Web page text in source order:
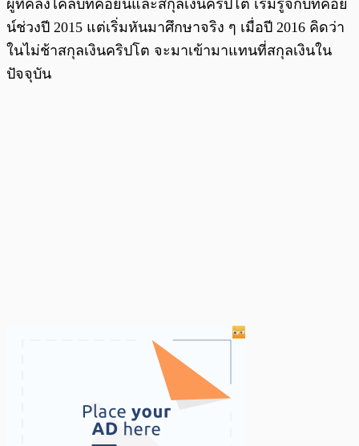
ผู้ที่คลั่งไคล้บิทคอยน์และสกุลเงินคริปโต เริ่มรู้จักบิทคอย
น์ช่วงปี 2015 แต่เริ่มหันมาศึกษาจริง ๆ เมื่อปี 2016 คิดว่า
ในไม่ช้าสกุลเงินคริปโต จะมาเข้ามาแทนที่สกุลเงินใน
ปัจจุบัน